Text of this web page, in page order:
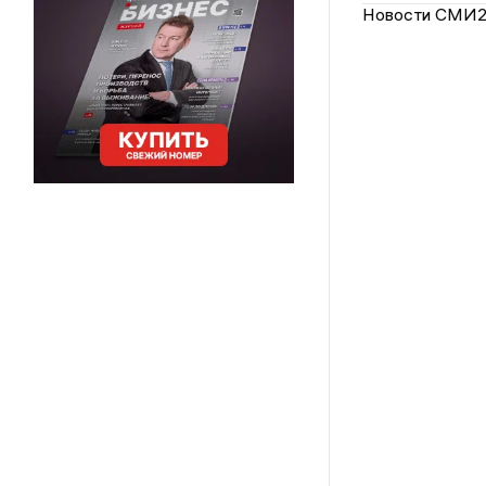
Новости